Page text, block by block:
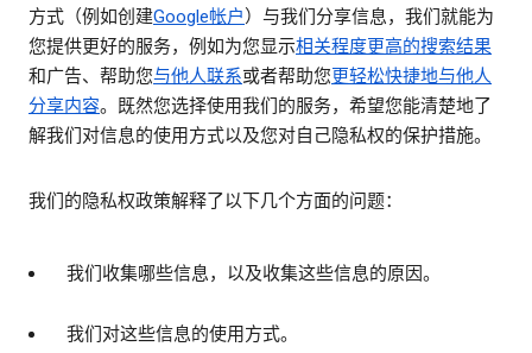
方式（例如创建Google帐户）与我们分享信息，我们就能为
您提供更好的服务，例如为您显示相关程度更高的搜索结果
和广告、帮助您与他人联系或者帮助您更轻松快捷地与他人
分享内容。既然您选择使用我们的服务，希望您能清楚地了
解我们对信息的使用方式以及您对自己隐私权的保护措施。
我们的隐私权政策解释了以下几个方面的问题：
我们收集哪些信息，以及收集这些信息的原因。
我们对这些信息的使用方式。